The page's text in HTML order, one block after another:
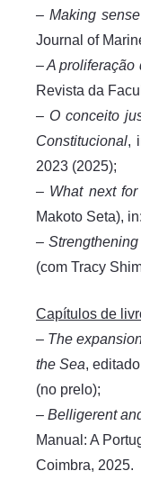
– Making
Journal of
– A proliferação
Revista da
– O conceito
Constitucional,
2023 (2025);
– What next
Makoto Seta),
–
(com Tracy
Capítulos de
– The
the Sea,
(no prelo);
– Belligerent
Manual: A
Coimbra, 2025.